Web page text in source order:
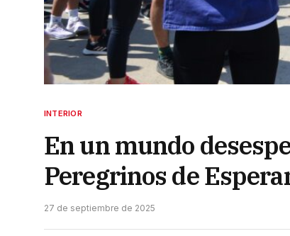
INTERIOR
En un mundo
Peregrinos de
27 de septiembre de 2025